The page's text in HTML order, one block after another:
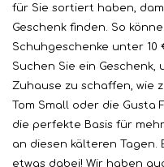
für Sie sortiert haben,
Geschenk finden. So
Schuhgeschenke unter 10
Suchen Sie ein Geschenk,
Zuhause zu schaffen, wie
Tom Small oder die Gusta
die perfekte Basis für
an diesen kälteren
etwas dabei! Wir haben